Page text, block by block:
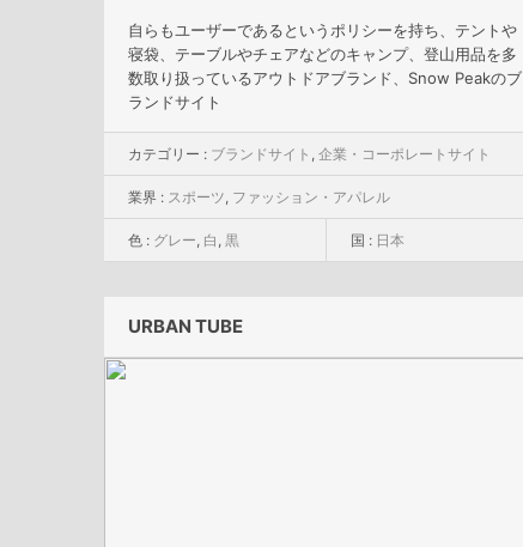
自らもユーザーであるというポリシーを持ち、テントや
寝袋、テーブルやチェアなどのキャンプ、登山用品を多
数取り扱っているアウトドアブランド、Snow Peakのブ
ランドサイト
カテゴリー : ブランドサイト , 企業・コーポレートサイト
業界 : スポーツ, ファッション・アパレル
色 : グレー, 白 , 黒 国 : 日本
URBAN TUBE